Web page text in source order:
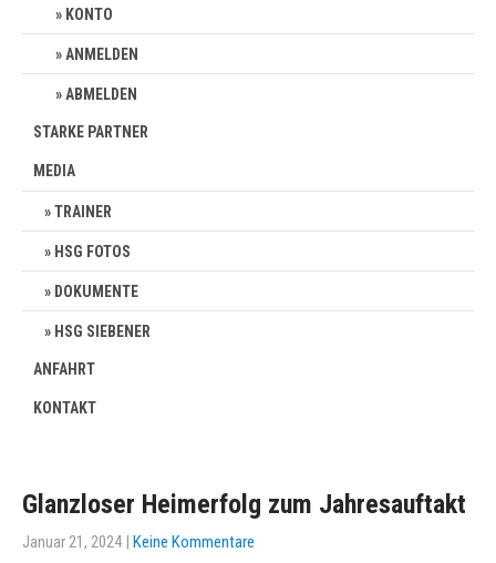
KONTO
ANMELDEN
ABMELDEN
STARKE PARTNER
MEDIA
TRAINER
HSG FOTOS
DOKUMENTE
HSG SIEBENER
ANFAHRT
KONTAKT
Glanzloser Heimerfolg zum Jahresauftakt
Januar 21, 2024| Keine Kommentare